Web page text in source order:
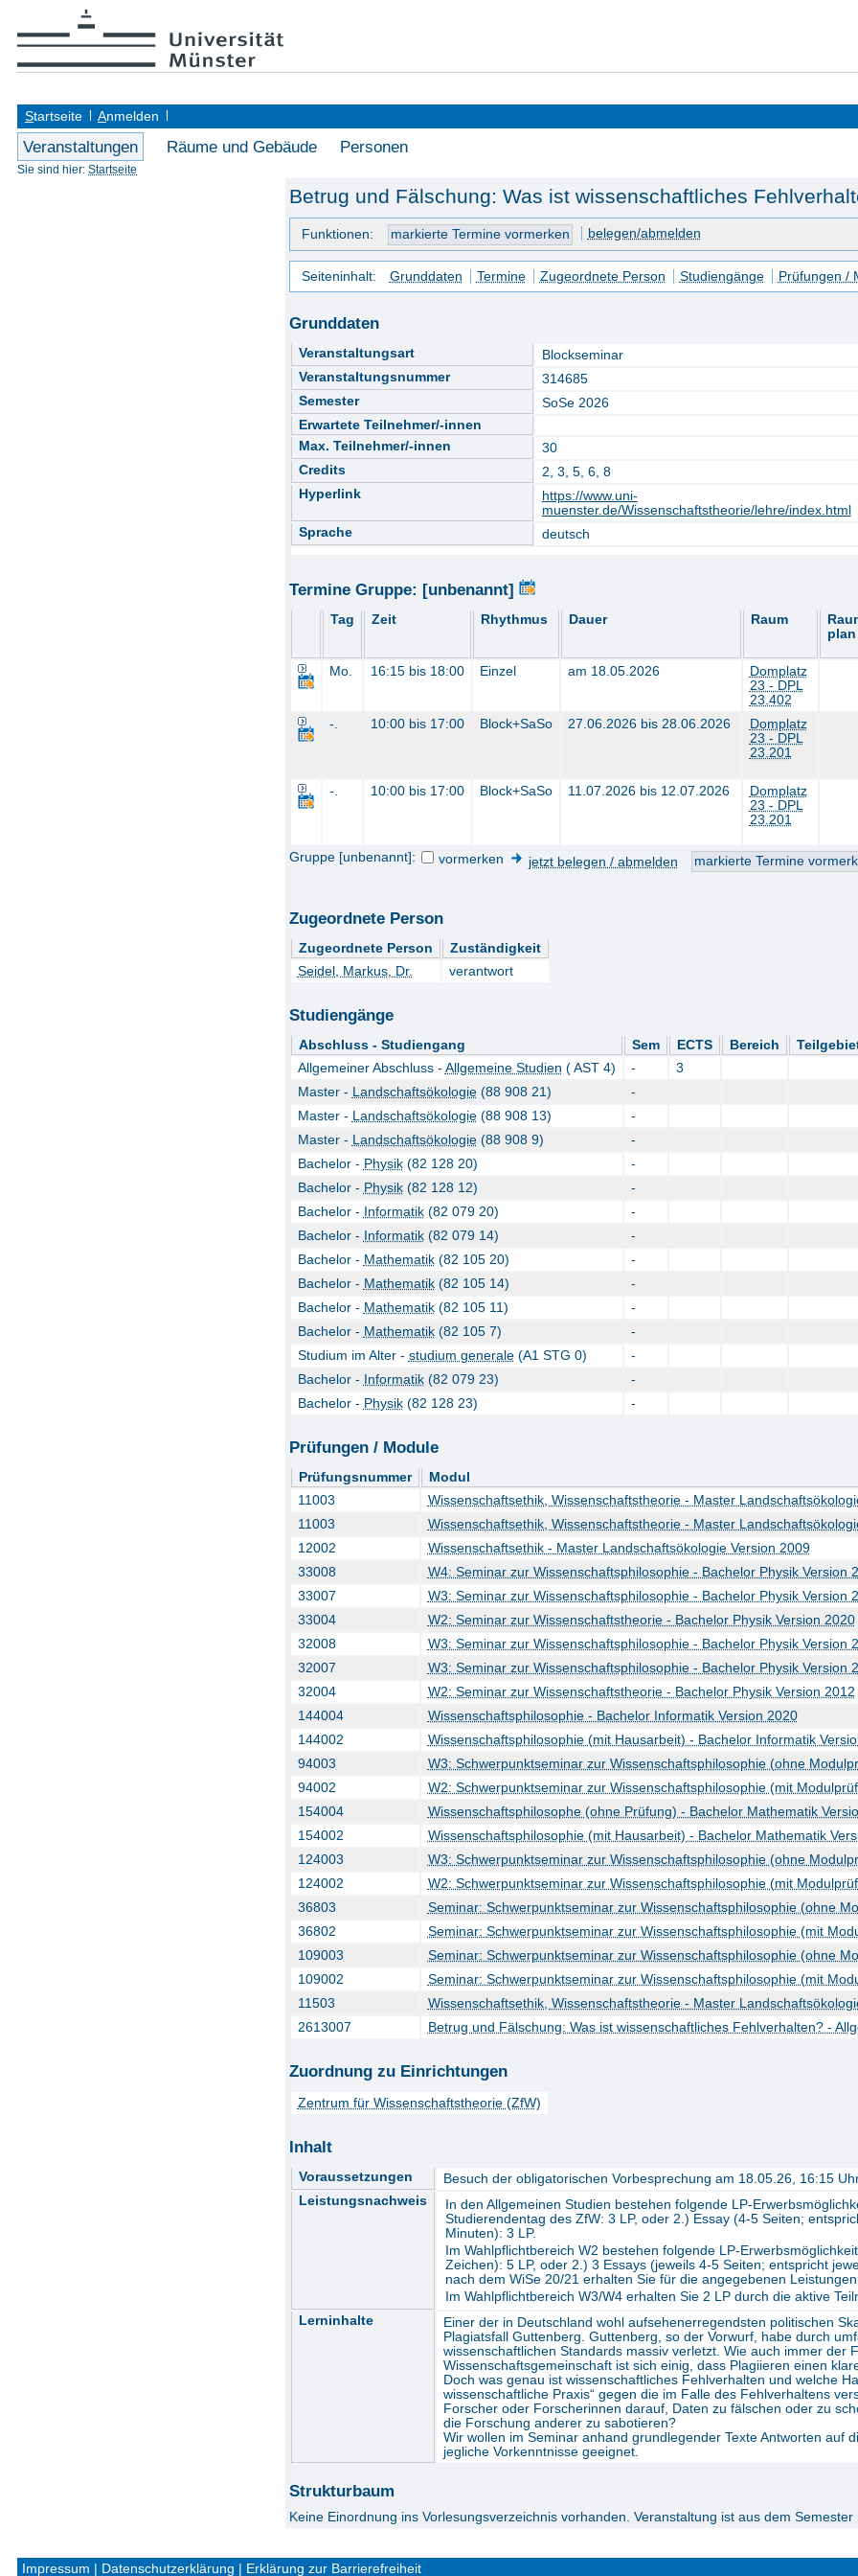
Startseite Anmelden
Veranstaltungen Räume und Gebäude Personen
Sie sind hier: Startseite
Betrug und Fälschung: Was ist wissenschaftliches
Funktionen: belegen/abmelden
Seiteninhalt: Grunddaten Termine Zugeordnete Person Studiengänge Prüfungen /
Grunddaten
Veranstaltungsart
Blockseminar
Veranstaltungsnummer
314685
Semester
SoSe 2026
Erwartete Teilnehmer/-innen
Max. Teilnehmer/-innen
30
Credits
2, 3, 5, 6, 8
Hyperlink
https://www.uni-
muenster.de/Wissenschaftstheorie/lehre/index.html
Sprache
deutsch
Termine Gruppe: [unbenannt]
Tag Zeit Rhythmus Dauer Raum
plan
Mo. 16:15 bis 18:00 Einzel am 18.05.2026
Domplatz
23 - DPL
23.402
-.
10:00 bis 17:00 Block+SaSo 27.06.2026 bis 28.06.2026
Domplatz
23 - DPL
23.201
-. 10:00 bis 17:00 Block+SaSo 11.07.2026 bis 12.07.2026
Domplatz
23 - DPL
23.201
Gruppe [unbenannt]: vormerken jetzt belegen / abmelden
Zugeordnete Person
Zugeordnete Person
Zuständigkeit
Seidel, Markus, Dr.
verantwort
Studiengänge
Abschluss - Studiengang Sem ECTS Bereich
Allgemeiner Abschluss - Allgemeine Studien ( AST 4) -
3
Master - Landschaftsökologie(88 908 21)
-
Master - Landschaftsökologie(88 908 13)
-
Master - Landschaftsökologie(88 908 9)
-
Bachelor - Physik(82 128 20)
-
Bachelor - Physik(82 128 12)
-
Bachelor - Informatik(82 079 20)
-
Bachelor - Informatik(82 079 14)
-
Bachelor - Mathematik(82 105 20)
-
Bachelor - Mathematik(82 105 14)
-
Bachelor - Mathematik(82 105 11)
-
Bachelor - Mathematik(82 105 7)
-
Studium im Alter - studium generale(A1 STG 0)
-
Bachelor - Informatik(82 079 23)
-
Bachelor - Physik(82 128 23) -
Prüfungen / Module
Prüfungsnummer
Modul
11003
Wissenschaftsethik, Wissenschaftstheorie - Master
11003
Wissenschaftsethik, Wissenschaftstheorie - Master
12002
Wissenschaftsethik - Master Landschaftsökologie Version 2009
33008
W4: Seminar zur Wissenschaftsphilosophie - Bachelor Physik Version
33007
W3: Seminar zur Wissenschaftsphilosophie - Bachelor Physik Version
33004
W2: Seminar zur Wissenschaftstheorie - Bachelor Physik Version 2020
32008
W3: Seminar zur Wissenschaftsphilosophie - Bachelor Physik Version
32007
W3: Seminar zur Wissenschaftsphilosophie - Bachelor Physik Version
32004
W2: Seminar zur Wissenschaftstheorie - Bachelor Physik Version 2012
144004
Wissenschaftsphilosophie - Bachelor Informatik Version 2020
144002
Wissenschaftsphilosophie (mit Hausarbeit) - Bachelor Informatik
94003
W3: Schwerpunktseminar zur Wissenschaftsphilosophie (ohne
94002
W2: Schwerpunktseminar zur Wissenschaftsphilosophie (mit
154004
Wissenschaftsphilosophe (ohne Prüfung) - Bachelor Mathematik
154002
Wissenschaftsphilosophie (mit Hausarbeit) - Bachelor Mathematik
124003
W3: Schwerpunktseminar zur Wissenschaftsphilosophie (ohne
124002
W2: Schwerpunktseminar zur Wissenschaftsphilosophie (mit
36803
Seminar: Schwerpunktseminar zur Wissenschaftsphilosophie (ohne
36802
Seminar: Schwerpunktseminar zur Wissenschaftsphilosophie (mit
109003
Seminar: Schwerpunktseminar zur Wissenschaftsphilosophie (ohne
109002
Seminar: Schwerpunktseminar zur Wissenschaftsphilosophie (mit
11503
Wissenschaftsethik, Wissenschaftstheorie - Master
2613007
Betrug und Fälschung: Was ist wissenschaftliches Fehlverhalten? -
Zuordnung zu Einrichtungen
Zentrum für Wissenschaftstheorie (ZfW)
Inhalt
Voraussetzungen
Besuch der obligatorischen Vorbesprechung am 18.05.26, 16:15
Leistungsnachweis
In den Allgemeinen Studien bestehen folgende LP-
Studierendentag des ZfW: 3 LP, oder 2.) Essay (4-5 Seiten;
Minuten): 3 LP.
Im Wahlpflichtbereich W2 bestehen folgende LP-
Zeichen): 5 LP, oder 2.) 3 Essays (jeweils 4-5 Seiten; entspricht
nach dem WiSe 20/21 erhalten Sie für die angegebenen
Im Wahlpflichtbereich W3/W4 erhalten Sie 2 LP durch die aktive
Lerninhalte
Einer der in Deutschland wohl aufsehenerregendsten politischen
Plagiatsfall Guttenberg. Guttenberg, so der Vorwurf, habe durch
wissenschaftlichen Standards massiv verletzt. Wie auch immer der
Wissenschaftsgemeinschaft ist sich einig, dass Plagiieren einen
Doch was genau ist wissenschaftliches Fehlverhalten und welche
wissenschaftliche Praxis“ gegen die im Falle des Fehlverhaltens
Forscher oder Forscherinnen darauf, Daten zu fälschen oder zu
die Forschung anderer zu sabotieren?
Wir wollen im Seminar anhand grundlegender Texte Antworten auf
jegliche Vorkenntnisse geeignet.
Strukturbaum
Keine Einordnung ins Vorlesungsverzeichnis vorhanden. Veranstaltung ist aus dem
Impressum Datenschutzerklärung Erklärung zur Barrierefreiheit